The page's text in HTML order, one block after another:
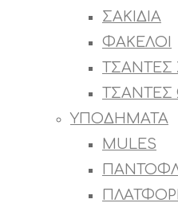
ΣΑΚΙΔΙΑ
ΦΑΚΕΛΟΙ
ΤΣΑΝΤΕΣ
ΥΠΟΔΗΜΑΤΑ
MULES